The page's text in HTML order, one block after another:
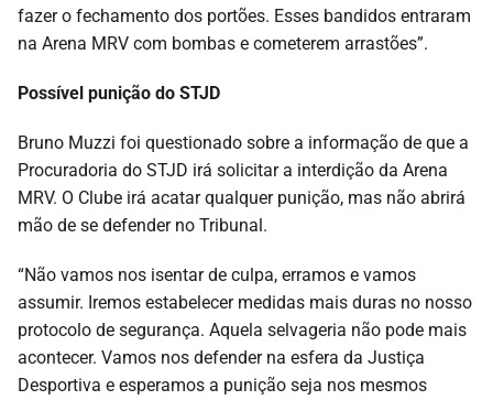
fazer o fechamento dos portões. Esses bandidos entraram
na Arena MRV com bombas e cometerem arrastões”.
Possível punição do STJD
Bruno Muzzi foi questionado sobre a informação de que a
Procuradoria do STJD irá solicitar a interdição da Arena
MRV. O Clube irá acatar qualquer punição, mas não abrirá
mão de se defender no Tribunal.
“Não vamos nos isentar de culpa, erramos e vamos
assumir. Iremos estabelecer medidas mais duras no nosso
protocolo de segurança. Aquela selvageria não pode mais
acontecer. Vamos nos defender na esfera da Justiça
Desportiva e esperamos a punição seja nos mesmos